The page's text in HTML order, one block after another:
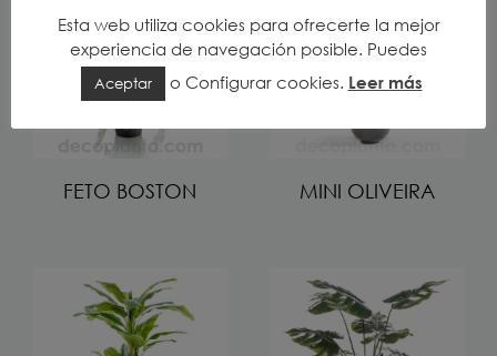
FETO BOSTON MINI OLIVEIRA
Esta web utiliza cookies para ofrecerte la mejor
experiencia de navegación posible. Puedes
Aceptar o Configurar cookies. Leer más